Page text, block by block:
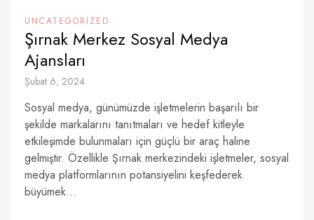
UNCATEGORIZED
Şırnak Merkez Sosyal Medya
Ajansları
Şubat 6, 2024
Sosyal medya, günümüzde işletmelerin başarılı bir
şekilde markalarını tanıtmaları ve hedef kitleyle
etkileşimde bulunmaları için güçlü bir araç haline
gelmiştir. Özellikle Şırnak merkezindeki işletmeler, sosyal
medya platformlarının potansiyelini keşfederek
büyümek...